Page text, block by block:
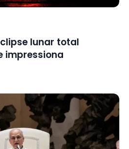
lunar total
impressiona